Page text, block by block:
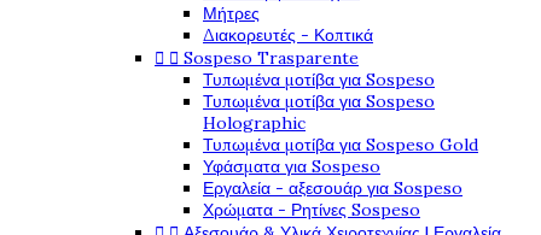
Μήτρες
Διακορευτές - Κοπτικά
  Sospeso Trasparente
Τυπωμένα μοτίβα για Sospeso
Τυπωμένα μοτίβα για Sospeso
Holographic
Τυπωμένα μοτίβα για Sospeso Gold
Υφάσματα για Sospeso
Εργαλεία - αξεσουάρ για Sospeso
Χρώματα - Ρητίνες Sospeso